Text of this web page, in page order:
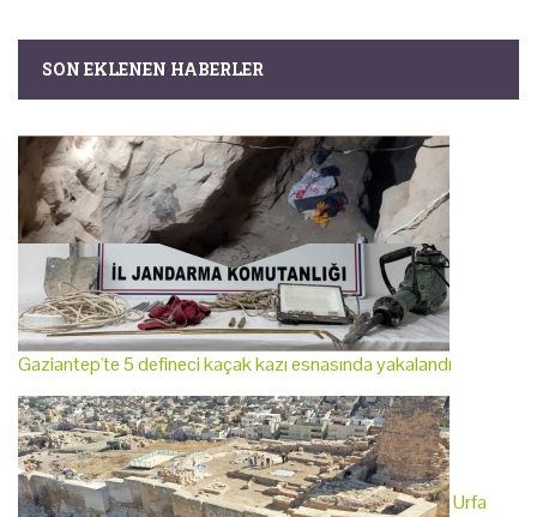
SON EKLENEN HABERLER
Gaziantep'te 5 defineci kaçak kazı esnasında yakalandı
Urfa